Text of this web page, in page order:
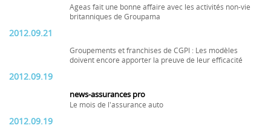
Ageas fait une bonne affaire avec les activités non-vie
britanniques de Groupama
2012.09.21
Groupements et franchises de CGPI : Les modèles
doivent encore apporter la preuve de leur efficacité
2012.09.19
news-assurances pro
Le mois de l'assurance auto
2012.09.19